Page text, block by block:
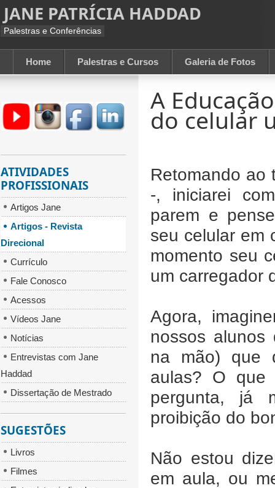
JANE PATRÍCIA HADDAD
Palestras e Conferências
Home Palestras e Cursos Galeria de Fotos
A
do celular
Retomando ao
-, iniciarei
parem e
seu celular em
momento seu
um carregador
Agora,
nossos
na mão) que
aulas? O que
pergunta, já
proibição do
Não estou
em aula, ou
ATIVIDADES
PROFISSIONAIS
Artigos Jane
Artigos - Revista
Direcional
Currículo
Fale Conosco
Acessos
Vídeos Jane
Notícias
Entrevistas com Jane
Haddad
Dissertação de Mestrado
SUGESTÕES
Livros
Filmes